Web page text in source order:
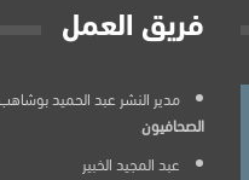
فريق العمل
مدير النشر عبد الحميد بوشاهب:
الصحافيون
عبد المجيد الخبير